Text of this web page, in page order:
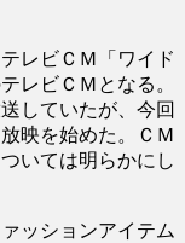
レビＣＭ「ワイド
レビＣＭとなる。
していたが、今回
映を始めた。ＣＭ
いては明らかにし
ッションアイテム